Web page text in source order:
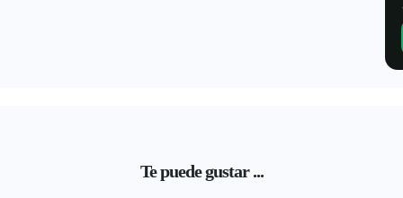
Te puede gustar ...